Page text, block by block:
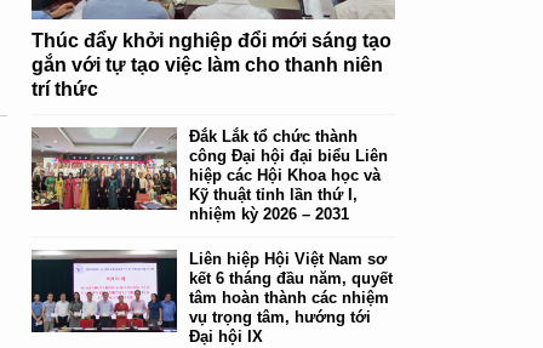
Thúc đẩy khởi nghiệp đổi mới sáng tạo
gắn với tự tạo việc làm cho thanh niên
trí thức
Đắk Lắk tổ chức thành
công Đại hội đại biểu Liên
hiệp các Hội Khoa học và
Kỹ thuật tỉnh lần thứ I,
nhiệm kỳ 2026 – 2031
Liên hiệp Hội Việt Nam sơ
kết 6 tháng đầu năm, quyết
tâm hoàn thành các nhiệm
vụ trọng tâm, hướng tới
Đại hội IX